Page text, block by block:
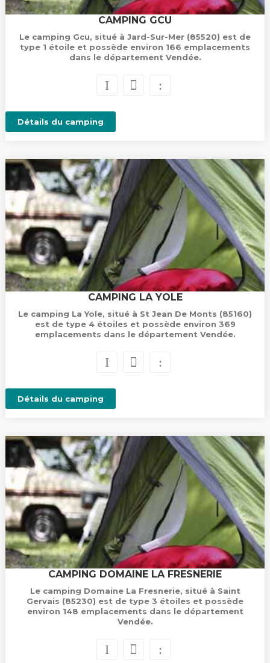
CAMPING GCU
Le camping Gcu, situé à Jard-Sur-Mer (85520) est de
type 1 étoile et possède environ 166 emplacements
dans le département Vendée.
Détails du camping
CAMPING LA YOLE
Le camping La Yole, situé à St Jean De Monts (85160)
est de type 4 étoiles et possède environ 369
emplacements dans le département Vendée.
Détails du camping
CAMPING DOMAINE LA FRESNERIE
Le camping Domaine La Fresnerie, situé à Saint
Gervais (85230) est de type 3 étoiles et possède
environ 148 emplacements dans le département
Vendée.